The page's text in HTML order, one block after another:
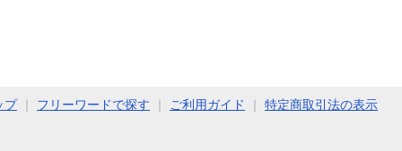
プ フリーワードで探す ご利用ガイド 特定商取引法の表示